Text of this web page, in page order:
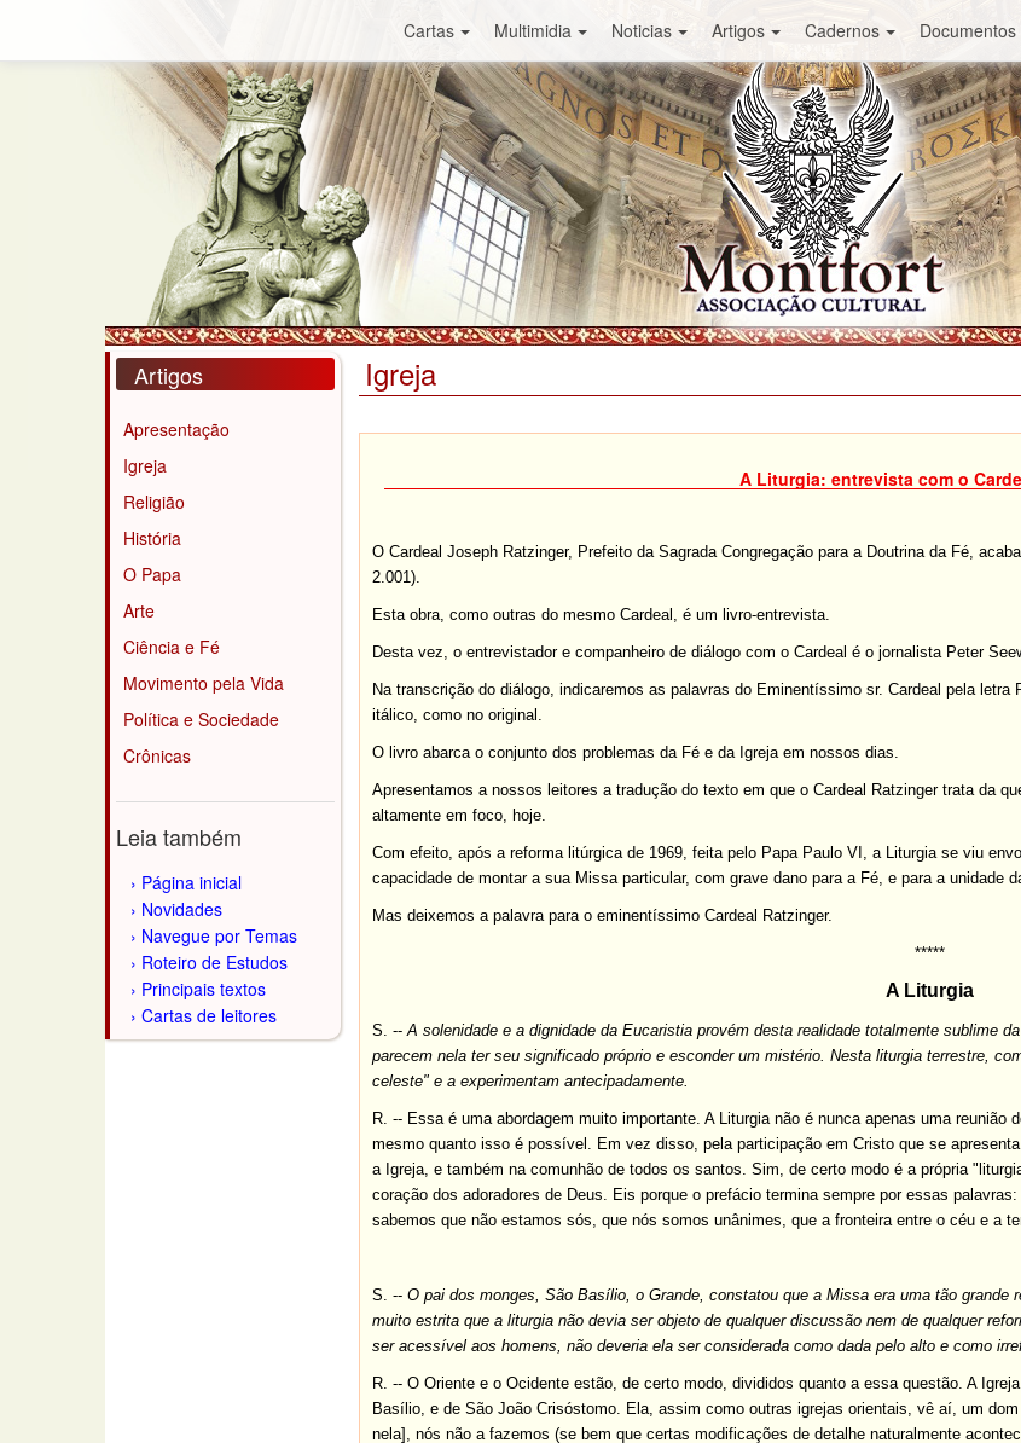
Cartas Multimidia Noticias Artigos Cadernos Documentos
Artigos
Apresentação
Igreja
Religião
História
O Papa
Arte
Ciência e Fé
Movimento pela Vida
Política e Sociedade
Crônicas
Leia também
Página inicial
Novidades
Navegue por Temas
Roteiro de Estudos
Principais textos
Cartas de leitores
Igreja
A Liturgia: entrevista com o
O Cardeal Joseph Ratzinger, Prefeito da Sagrada Congregação para a Doutrina da Fé,
2.001).
Esta obra, como outras do mesmo Cardeal, é um livro-entrevista.
Desta vez, o entrevistador e companheiro de diálogo com o Cardeal é o jornalista Peter
Na transcrição do diálogo, indicaremos as palavras do Eminentíssimo sr. Cardeal pela
itálico, como no original.
O livro abarca o conjunto dos problemas da Fé e da Igreja em nossos dias.
Apresentamos a nossos leitores a tradução do texto em que o Cardeal Ratzinger trata da
altamente em foco, hoje.
Com efeito, após a reforma litúrgica de 1969, feita pelo Papa Paulo VI, a Liturgia se viu
capacidade de montar a sua Missa particular, com grave dano para a Fé, e para a unidade
Mas deixemos a palavra para o eminentíssimo Cardeal Ratzinger.
*****
A Liturgia
S. --A solenidade e a dignidade da Eucaristia provém desta realidade totalmente sublime
parecem nela ter seu significado próprio e esconder um mistério. Nesta liturgia terrestre,
celeste" e a experimentam antecipadamente.
R. -- Essa é uma abordagem muito importante. A Liturgia não é nunca apenas uma
mesmo quanto isso é possível. Em vez disso, pela participação em Cristo que se
a Igreja, e também na comunhão de todos os santos. Sim, de certo modo é a própria
coração dos adoradores de Deus. Eis porque o prefácio termina sempre por essas
sabemos que não estamos sós, que nós somos unânimes, que a fronteira entre o céu e a
S. -- O pai dos monges, São Basílio, o Grande, constatou que a Missa era uma tão grande
muito estrita que a liturgia não devia ser objeto de qualquer discussão nem de qualquer
ser acessível aos homens, não deveria ela ser considerada como dada pelo alto e como
R. -- O Oriente e o Ocidente estão, de certo modo, divididos quanto a essa questão. A
Basílio, e de São João Crisóstomo. Ela, assim como outras igrejas orientais, vê aí, um
nela], nós não a fazemos (se bem que certas modificações de detalhe naturalmente